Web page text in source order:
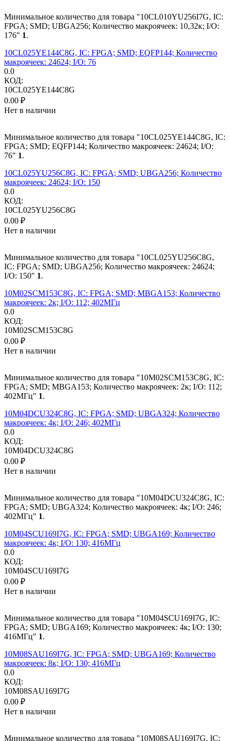
Минимальное количество для товара "10CL010YU256I7G, IC:
FPGA; SMD; UBGA256; Количество макроячеек: 10,32к; I/O:
176" 1.
10CL025YE144C8G, IC: FPGA; SMD; EQFP144; Количество
макроячеек: 24624; I/O: 76
0.0
КОД:
10CL025YE144C8G
0.00 ₽
Нет в наличии
Минимальное количество для товара "10CL025YE144C8G, IC:
FPGA; SMD; EQFP144; Количество макроячеек: 24624; I/O:
76" 1.
10CL025YU256C8G, IC: FPGA; SMD; UBGA256; Количество
макроячеек: 24624; I/O: 150
0.0
КОД:
10CL025YU256C8G
0.00 ₽
Нет в наличии
Минимальное количество для товара "10CL025YU256C8G,
IC: FPGA; SMD; UBGA256; Количество макроячеек: 24624;
I/O: 150" 1.
10M02SCM153C8G, IC: FPGA; SMD; MBGA153; Количество
макроячеек: 2к; I/O: 112; 402МГц
0.0
КОД:
10M02SCM153C8G
0.00 ₽
Нет в наличии
Минимальное количество для товара "10M02SCM153C8G, IC:
FPGA; SMD; MBGA153; Количество макроячеек: 2к; I/O: 112;
402МГц" 1.
10M04DCU324C8G, IC: FPGA; SMD; UBGA324; Количество
макроячеек: 4к; I/O: 246; 402МГц
0.0
КОД:
10M04DCU324C8G
0.00 ₽
Нет в наличии
Минимальное количество для товара "10M04DCU324C8G, IC:
FPGA; SMD; UBGA324; Количество макроячеек: 4к; I/O: 246;
402МГц" 1.
10M04SCU169I7G, IC: FPGA; SMD; UBGA169; Количество
макроячеек: 4к; I/O: 130; 416МГц
0.0
КОД:
10M04SCU169I7G
0.00 ₽
Нет в наличии
Минимальное количество для товара "10M04SCU169I7G, IC:
FPGA; SMD; UBGA169; Количество макроячеек: 4к; I/O: 130;
416МГц" 1.
10M08SAU169I7G, IC: FPGA; SMD; UBGA169; Количество
макроячеек: 8к; I/O: 130; 416МГц
0.0
КОД:
10M08SAU169I7G
0.00 ₽
Нет в наличии
Минимальное количество для товара "10M08SAU169I7G, IC: